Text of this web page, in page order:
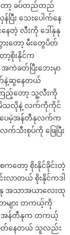
တော့ ခပ်တည်တည်
း သေးပေါက်နေ
ေတဲ့ လီးကို ဒေါ်နုနု
ားတော့ မီးတွေပိတ်
ာ့စိုးနိုင်က
ခတ်ပြီးဘေးမှာ
နဲ့ဆွနေတယ်
ကြည့်တော့ သူ့လီးကို
မိသလိုနဲ့ လက်ကိုကိုင်
ပေမဲ့အန်တီနုလက်က
းစုပ်ကို ဖြေပြီး
တော့ စိုးနိုင်ခိုင်းတဲ့
လာတယ် စိုးနိုင်ကဒါ
သာအယာလေးထု
များ တကယ့်ကို
အန်တီနုက တကယ့်
တ်နေတယ် သူလည်း